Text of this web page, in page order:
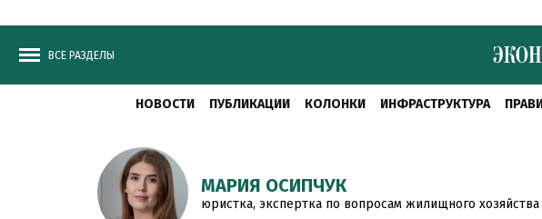
ВСЕ РАЗДЕЛЫ
НОВОСТИ ПУБЛИКАЦИИ КОЛОНКИ ИНФРАСТРУКТУРА
МАРИЯ ОСИПЧУК
юристка, экспертка по вопросам жилищного